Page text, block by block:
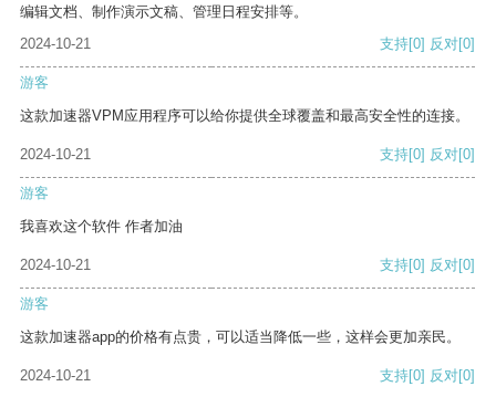
编辑文档、制作演示文稿、管理日程安排等。
2024-10-21
支持[0] 反对[0]
游客
这款加速器VPM应用程序可以给你提供全球覆盖和最高安全性的连接。
2024-10-21 支持[0] 反对[0]
游客
我喜欢这个软件 作者加油
2024-10-21 支持[0] 反对[0]
游客
这款加速器app的价格有点贵，可以适当降低一些，这样会更加亲民。
2024-10-21 支持[0] 反对[0]